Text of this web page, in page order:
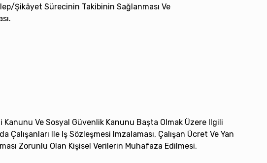
şikâyet Sürecinin Takibinin Sağlanması Ve
Kanunu Ve Sosyal Güvenlik Kanunu Başta Olmak Üzere Ilgili
Ile Iş Sözleşmesi Imzalaması, Çalışan Ücret Ve Yan
Zorunlu Olan Kişisel Verilerin Muhafaza Edilmesi.